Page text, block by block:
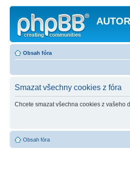
Obsah fóra
Smazat všechny cookies z fóra
Chcete smazat všechna cookies z vašeho
Obsah fóra